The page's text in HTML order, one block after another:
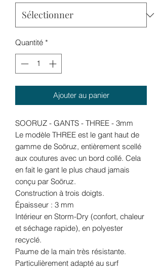
Quantité *
Ajouter au panier
SOORUZ - GANTS - THREE - 3mm
Le modèle THREE est le gant haut de
gamme de Soöruz, entièrement scellé
aux coutures avec un bord collé. Cela
en fait le gant le plus chaud jamais
conçu par Soöruz.
Construction à trois doigts.
Épaisseur : 3 mm
Intérieur en Storm-Dry (confort, chaleur
et séchage rapide), en polyester
recyclé.
Paume de la main très résistante.
Particulièrement adapté au surf